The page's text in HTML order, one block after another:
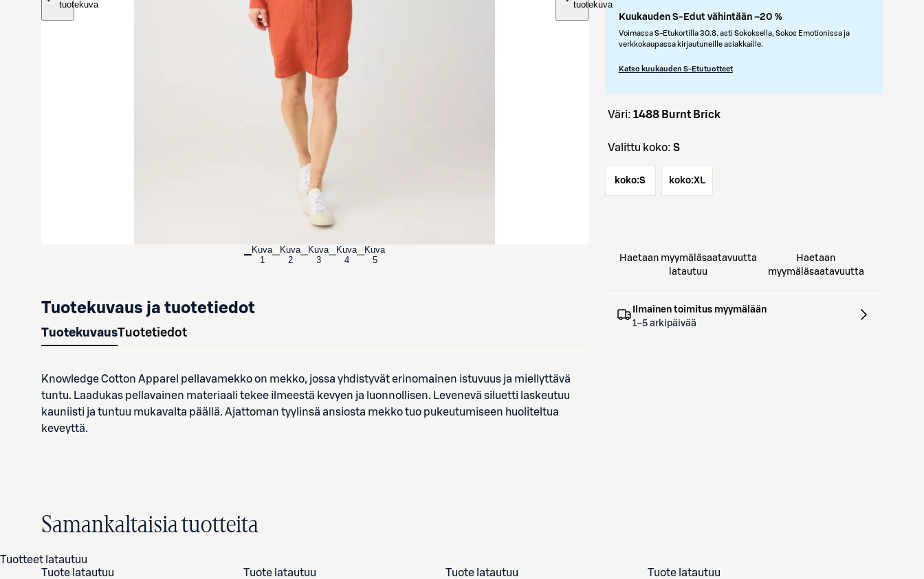
Avaa tuotekuva suurennettuna
tuotekuva
tuotekuva
Kuva
1
Kuva
2
Kuva
3
Kuva
4
Kuva
5
Kuukauden S-Edut vähintään –20 %
Voimassa S-Etukortilla 30.8. asti Sokoksella, Sokos Emotionissa ja
verkkokaupassa kirjautuneille asiakkaille.
Katso kuukauden S-Etutuotteet
väri: 1488 Burnt Brick
Valittu koko: S
koko:S koko:XL
Haetaan myymäläsaatavuutta
latautuu
Haetaan
myymäläsaatavuutta
Ilmainen toimitus myymälään
1–5 arkipäivää
Tuotekuvaus ja tuotetiedot
TuotekuvausTuotetiedot
Knowledge Cotton Apparel pellavamekko on mekko, jossa yhdistyvät erinomainen istuvuus ja miellyttävä
tuntu. Laadukas pellavainen materiaali tekee ilmeestä kevyen ja luonnollisen. Levenevä siluetti laskeutuu
kauniisti ja tuntuu mukavalta päällä. Ajattoman tyylinsä ansiosta mekko tuo pukeutumiseen huoliteltua
keveyttä.
Samankaltaisia tuotteita
Tuotteet latautuu
Tuote latautuu
Tuote latautuu Tuote latautuu Tuote latautuu